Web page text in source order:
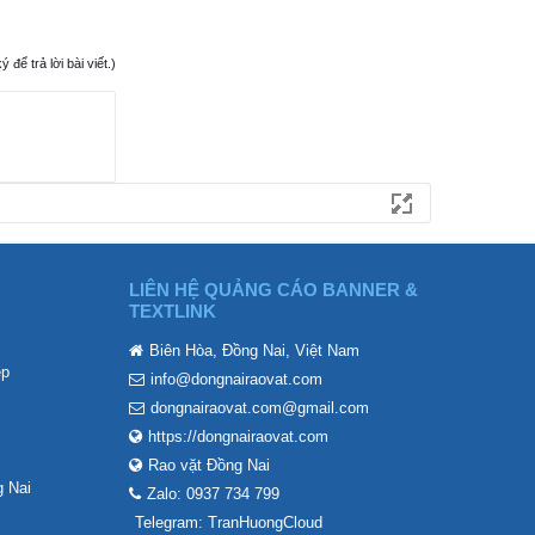
để trả lời bài viết.)
Nai
LIÊN HỆ QUẢNG CÁO BANNER &
TEXTLINK
Biên Hòa, Đồng Nai, Việt Nam
info@dongnairaovat.com
dongnairaovat.com@gmail.com
https://dongnairaovat.com
Rao vặt Đồng Nai
Zalo: 0937 734 799
Telegram: TranHuongCloud